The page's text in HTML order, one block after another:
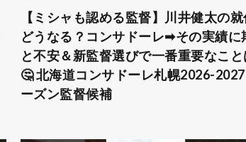
【ミシャも認める監督】川井健太の
どうなる？コンサドーレ➡︎その実績に
と不安＆新監督選びで一番重要なこ
🤔 北海道コンサドーレ札幌2026-
ーズン監督候補